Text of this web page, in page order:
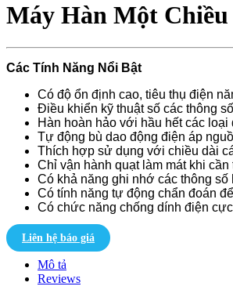
Máy Hàn Một
Các Tính Năng Nổi Bật
Có độ ổn định cao, tiêu thụ điện
Điều khiển kỹ thuật số các thông
Hàn hoàn hảo với hầu hết các loại
Tự động bù dao động điện áp
Thích hợp sử dụng với chiều dài
Chỉ vận hành quạt làm mát khi
Có khả năng ghi nhớ các thông số
Có tính năng tự động chẩn đoán
Có chức năng chống dính điện
Liên hệ báo giá
Mô tả
Reviews